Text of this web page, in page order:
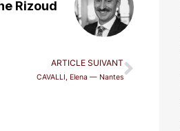
Rizoud
ARTICLE SUIVANT
CAVALLI, Elena — Nantes